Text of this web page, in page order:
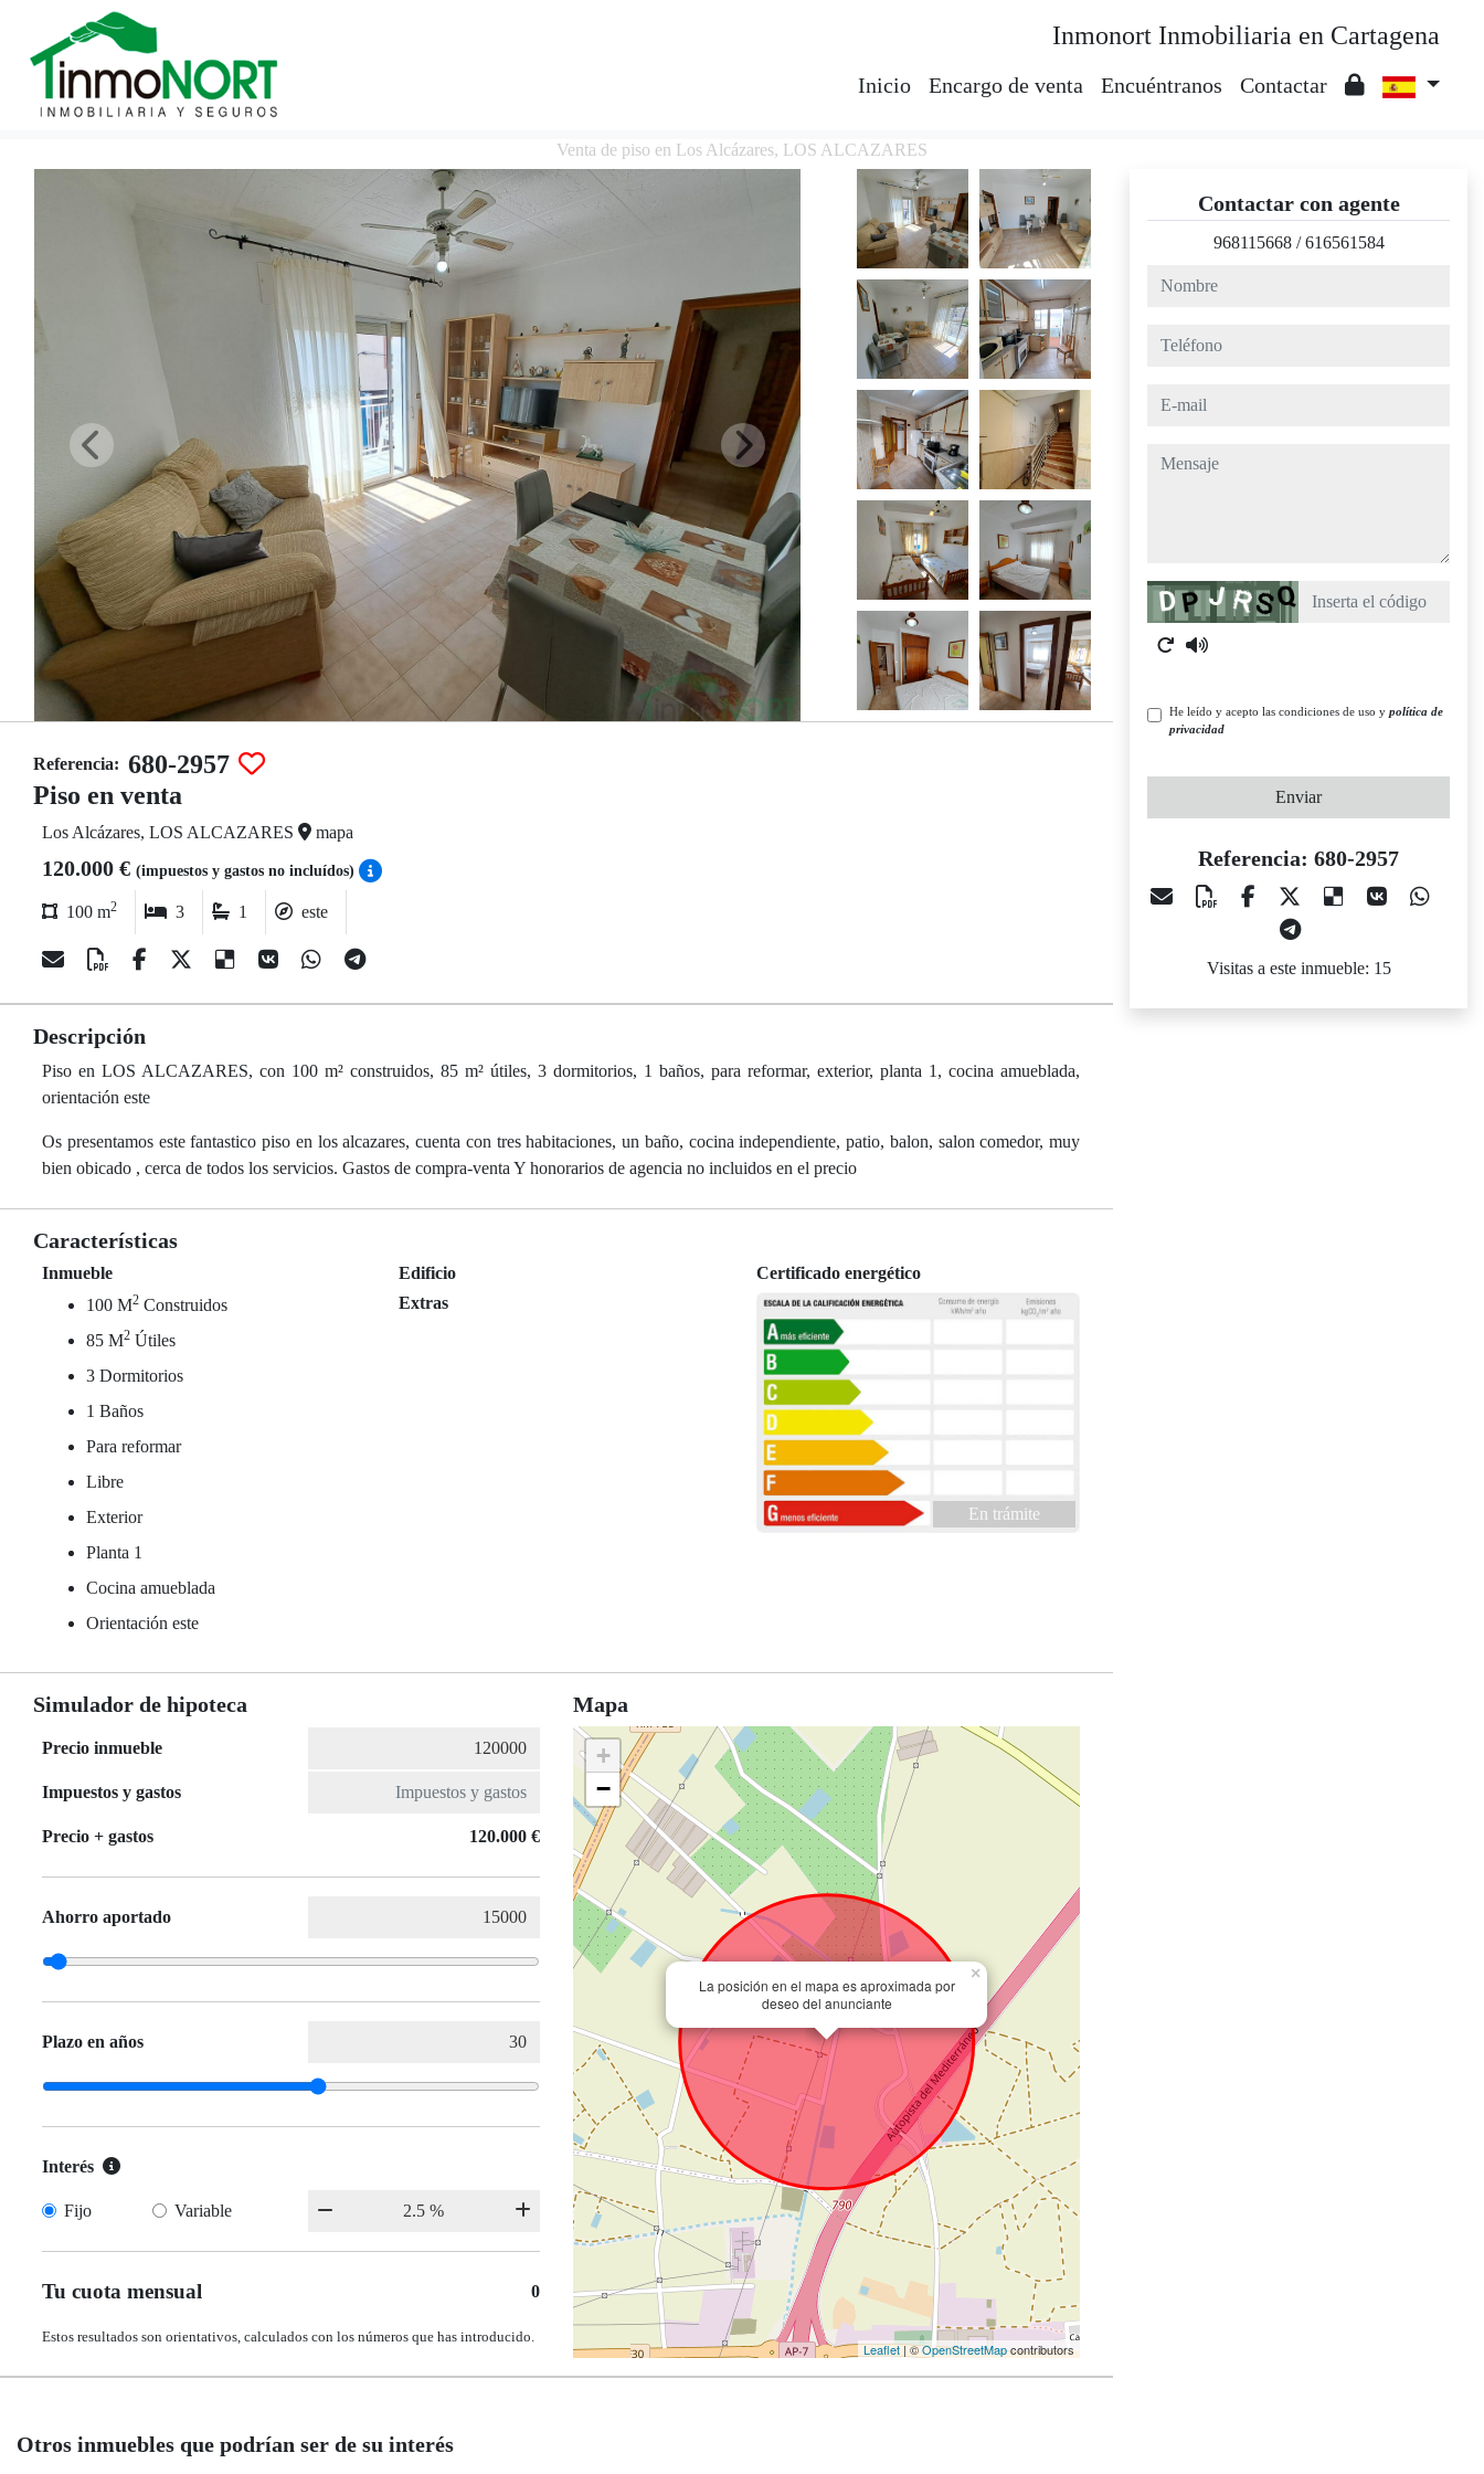
Inmonort Inmobiliaria en Cartagena
Inicio Encargo de venta Encuéntranos Contactar
Venta de piso en Los Alcázares, LOS ALCAZARES
Referencia: 680-2957
Piso en venta
Los Alcázares, LOS ALCAZARES mapa
120.000 € (impuestos y gastos no incluídos)
100 m2 3 1 este
Descripción
Piso en LOS ALCAZARES, con 100 m² construidos, 85 m² útiles, 3 dormitorios, 1 baños, para reformar, exterior, planta 1, cocina amueblada,
orientación este
Os presentamos este fantastico piso en los alcazares, cuenta con tres habitaciones, un baño, cocina independiente, patio, balon, salon comedor, muy
bien obicado , cerca de todos los servicios. Gastos de compra-venta Y honorarios de agencia no incluidos en el precio
Características
Inmueble
100 M2 Construidos
85 M2 Útiles
3 Dormitorios
1 Baños
Para reformar
Libre
Exterior
Planta 1
Cocina amueblada
Orientación este
Edificio
Extras
Certificado energético
En trámite
Simulador de hipoteca
Precio inmueble
Impuestos y gastos
Precio + gastos 120.000 €
Ahorro aportado
Plazo en años
Interés
Fijo Variable
Tu cuota mensual 0
Estos resultados son orientativos, calculados con los números que has introducido.
Mapa
La posición en el mapa es aproximada por
deseo del anunciante
×
+
−
Leaflet| ©OpenStreetMapcontributors
Contactar con agente
968115668 /616561584
nombre
teléfono
e-mail
mensaje
Captcha
He leído y acepto las condiciones de uso y política de
privacidad
Enviar
Referencia: 680-2957
Visitas a este inmueble: 15
Otros inmuebles que podrían ser de su interés